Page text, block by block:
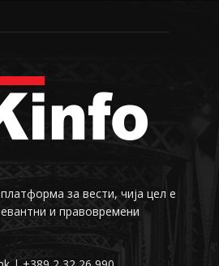
за вести, чија цел е
и правовремени